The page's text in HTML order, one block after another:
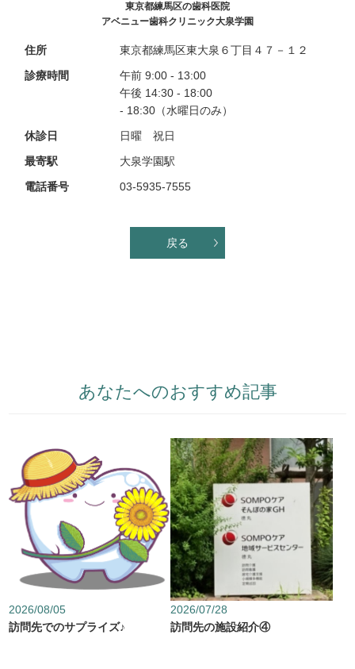
東京都練馬区の歯科医院
アベニュー歯科クリニック大泉学園
住所
東京都練馬区東大泉６丁目４７－１２
診療時間
午前 9:00 - 13:00
午後 14:30 - 18:00
- 18:30（水曜日のみ）
休診日
日曜 祝日
最寄駅
大泉学園駅
電話番号
03-5935-7555
戻る
あなたへのおすすめ記事
2026/08/05
訪問先でのサプライズ♪
2026/07/28
訪問先の施設紹介④